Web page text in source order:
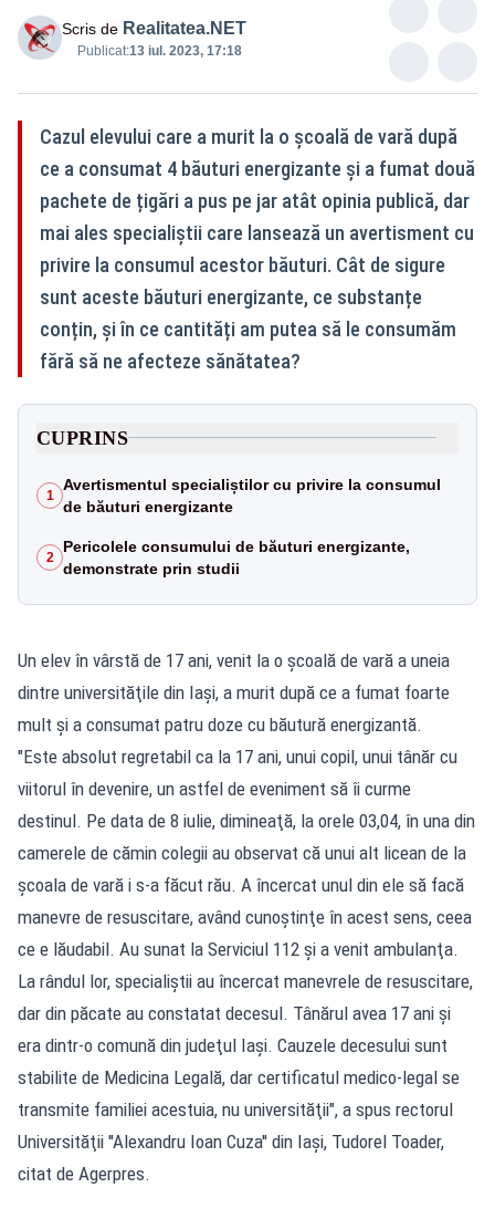
Scris de Realitatea.NET
Publicat:13 iul. 2023, 17:18
Cazul elevului care a murit la o școală de vară după
ce a consumat 4 băuturi energizante și a fumat două
pachete de țigări a pus pe jar atât opinia publică, dar
mai ales specialiștii care lansează un avertisment cu
privire la consumul acestor băuturi. Cât de sigure
sunt aceste băuturi energizante, ce substanțe
conțin, și în ce cantități am putea să le consumăm
fără să ne afecteze sănătatea?
CUPRINS
1
Avertismentul specialiștilor cu privire la consumul
de băuturi energizante
2
Pericolele consumului de băuturi energizante,
demonstrate prin studii
Un elev în vârstă de 17 ani, venit la o şcoală de vară a uneia
dintre universităţile din Iaşi, a murit după ce a fumat foarte
mult şi a consumat patru doze cu băutură energizantă.
"Este absolut regretabil ca la 17 ani, unui copil, unui tânăr cu
viitorul în devenire, un astfel de eveniment să îi curme
destinul. Pe data de 8 iulie, dimineaţă, la orele 03,04, în una din
camerele de cămin colegii au observat că unui alt licean de la
şcoala de vară i s-a făcut rău. A încercat unul din ele să facă
manevre de resuscitare, având cunoştinţe în acest sens, ceea
ce e lăudabil. Au sunat la Serviciul 112 şi a venit ambulanţa.
La rândul lor, specialiştii au încercat manevrele de resuscitare,
dar din păcate au constatat decesul. Tânărul avea 17 ani şi
era dintr-o comună din judeţul Iaşi. Cauzele decesului sunt
stabilite de Medicina Legală, dar certificatul medico-legal se
transmite familiei acestuia, nu universităţii", a spus rectorul
Universităţii ''Alexandru Ioan Cuza'' din Iaşi, Tudorel Toader,
citat de Agerpres.